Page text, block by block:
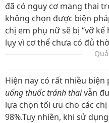
đã có nguy cơ mang thai
không chọn được biện
chị em phụ nữ sẽ bị “vỡ
lụy vì cơ thể chưa có đủ
Hiện nay có rất nhiều
uống thuốc tránh thaivẫn
lựa chọn tối ưu cho các
98%.Tuy nhiên, khi sử